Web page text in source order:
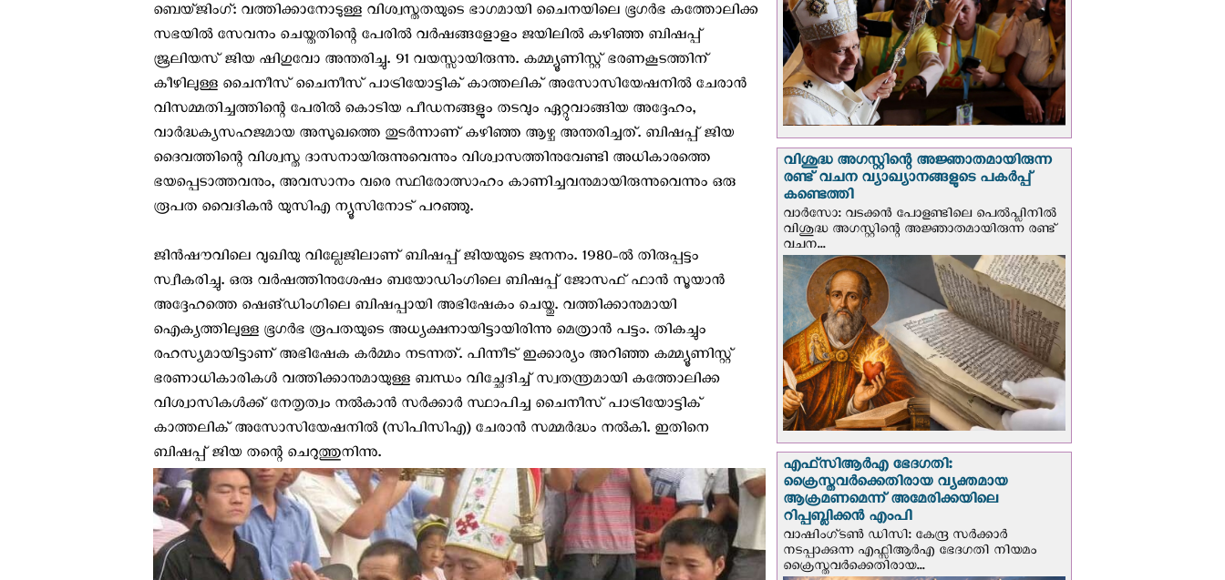
ബെയ്ജിംഗ്: വത്തിക്കാനോടുള്ള വിശ്വസ്തതയുടെ ഭാഗമായി ചൈനയിലെ ഭൂഗര്‍ഭ കത്തോലിക്ക
സഭയില്‍ സേവനം ചെയ്തതിന്റെ പേരില്‍ വർഷങ്ങളോളം ജയിലിൽ കഴിഞ്ഞ ബിഷപ്പ്
ജൂലിയസ് ജിയ ഷിഗുവോ അന്തരിച്ചു. 91 വയസ്സായിരുന്നു. കമ്മ്യൂണിസ്റ്റ് ഭരണകൂടത്തിന്
കീഴിലുള്ള ചൈനീസ് ചൈനീസ് പാട്രിയോട്ടിക് കാത്തലിക് അസോസിയേഷനില്‍ ചേരാന്‍
വിസമ്മതിച്ചത്തിന്റെ പേരില്‍ കൊടിയ പീഡനങ്ങളും തടവും ഏറ്റുവാങ്ങിയ അദ്ദേഹം,
വാർദ്ധക്യസഹജമായ അസുഖത്തെ തുടർന്നാണ് കഴിഞ്ഞ ആഴ്ച അന്തരിച്ചത്. ബിഷപ്പ് ജിയ
ദൈവത്തിന്റെ വിശ്വസ്ത ദാസനായിരുന്നുവെന്നും വിശ്വാസത്തിനുവേണ്ടി അധികാരത്തെ
ഭയപ്പെടാത്തവനും, അവസാനം വരെ സ്ഥിരോത്സാഹം കാണിച്ചവനുമായിരുന്നുവെന്നും ഒരു
രൂപത വൈദികന്‍ യു‌സി‌എ ന്യൂസിനോട് പറഞ്ഞു.
ജിൻഷൗവിലെ വുഖിയു വില്ലേജിലാണ് ബിഷപ്പ് ജിയയുടെ ജനനം. 1980-ൽ തിരുപ്പട്ടം
സ്വീകരിച്ചു. ഒരു വർഷത്തിനുശേഷം ബയോഡിംഗിലെ ബിഷപ്പ് ജോസഫ് ഫാൻ സൂയാൻ
അദ്ദേഹത്തെ ഷെങ്‌ഡിംഗിലെ ബിഷപ്പായി അഭിഷേകം ചെയ്തു. വത്തിക്കാനുമായി
ഐക്യത്തിലുള്ള ഭൂഗര്‍ഭ രൂപതയുടെ അധ്യക്ഷനായിട്ടായിരിന്നു മെത്രാന്‍ പട്ടം. തികച്ചും
രഹസ്യമായിട്ടാണ് അഭിഷേക കര്‍മ്മം നടന്നത്. പിന്നീട് ഇക്കാര്യം അറിഞ്ഞ കമ്മ്യൂണിസ്റ്റ്
ഭരണാധികാരികള്‍ വത്തിക്കാനുമായുള്ള ബന്ധം വിച്ഛേദിച്ച് സ്വതന്ത്രമായി കത്തോലിക്ക
വിശ്വാസികള്‍ക്ക് നേതൃത്വം നല്‍കാന്‍ സർക്കാർ സ്ഥാപിച്ച ചൈനീസ് പാട്രിയോട്ടിക്
കാത്തലിക് അസോസിയേഷനിൽ (സിപിസിഎ) ചേരാന്‍ സമ്മർദ്ധം നല്‍കി. ഇതിനെ
ബിഷപ്പ് ജിയ തന്റെ ചെറുത്തുനിന്നു.
വിശുദ്ധ അഗസ്റ്റിന്റെ അജ്ഞാതമായിരുന്ന
രണ്ട് വചന വ്യാഖ്യാനങ്ങളുടെ പകര്‍പ്പ്
കണ്ടെത്തി
വാര്‍സോ: വടക്കൻ പോളണ്ടിലെ പെൽപ്ലിനില്‍
വിശുദ്ധ അഗസ്റ്റിന്റെ അജ്ഞാതമായിരുന്ന രണ്ട്
വചന...
എഫ്‌സി‌ആര്‍‌എ ഭേദഗതി:
ക്രൈസ്തവർക്കെതിരായ വ്യക്തമായ
ആക്രമണമെന്ന് അമേരിക്കയിലെ
റിപ്പബ്ലിക്കൻ എംപി
വാഷിംഗ്ടണ്‍ ഡി‌സി: കേന്ദ്ര സർക്കാർ
നടപ്പാക്കുന്ന എഫ്സിആർഎ ഭേദഗതി നിയമം
ക്രൈസ്തവർക്കെതിരായ...